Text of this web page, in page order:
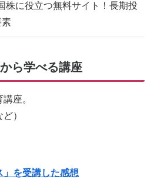
株に役立つ無料サイト！長期投
素
ら学べる講座
座。
）
」を受講した感想